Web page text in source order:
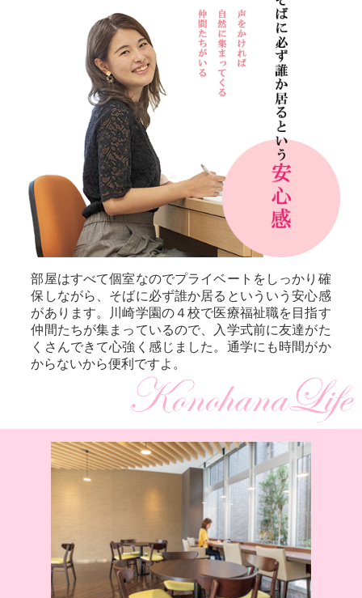
部屋はすべて個室なのでプライベートをしっかり確
保しながら、そばに必ず誰か居るといういう安心感
があります。川崎学園の４校で医療福祉職を目指す
仲間たちが集まっているので、入学式前に友達がた
くさんできて心強く感じました。通学にも時間がか
からないから便利ですよ。